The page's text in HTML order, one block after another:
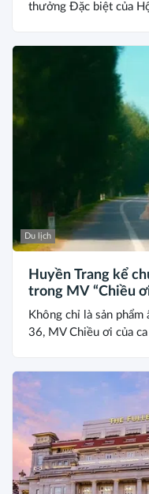
thưởng Đặc biệt của
Du lịch
Huyền Trang kể
trong MV “Chiều
Không chỉ là sản phẩm
36, MV Chiều ơi của